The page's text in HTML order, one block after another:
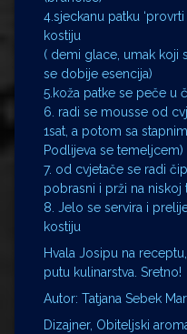
4.sjeckanu patku
kostiju
( demi glace, umak koji
se dobije esencija)
5.koža patke se peče u
6. radi se mousse od
1sat, a potom sa
Podlijeva se temeljcem)
7. od cvjetače se radi
pobrasni i prži na niskoj
8. Jelo se servira i
kostiju
Hvala Josipu na
putu kulinarstva. Sretno!
Autor: Tatjana Sebek
Dizajner, Obiteljski